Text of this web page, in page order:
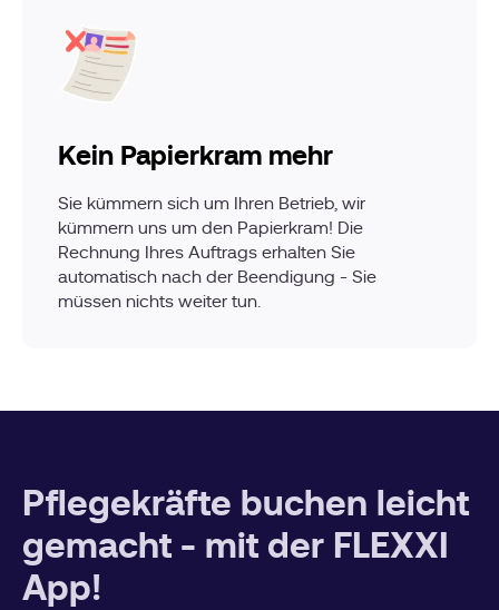
Kein Papierkram mehr
Sie kümmern sich um Ihren Betrieb, wir
kümmern uns um den Papierkram! Die
Rechnung Ihres Auftrags erhalten Sie
automatisch nach der Beendigung - Sie
müssen nichts weiter tun.
Pflegekräfte buchen leicht
gemacht - mit der FLEXXI
App!